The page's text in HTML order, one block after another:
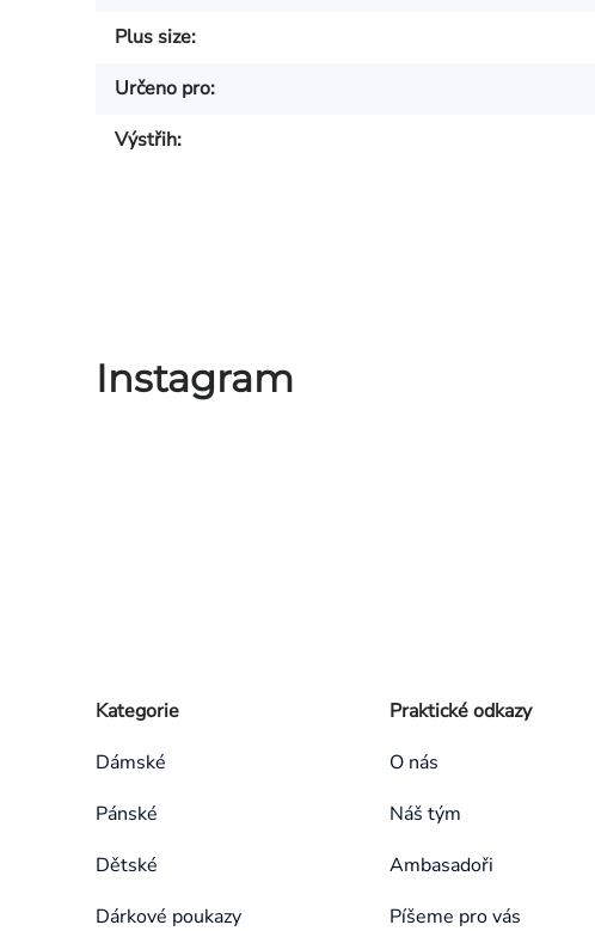
Plus size:
Určeno pro:
Výstřih:
Instagram
kategorie
Kategorie
Dámské
Pánské
Dětské
Dárkové poukazy
Praktické odkazy
O nás
Náš tým
Ambasadoři
Píšeme pro vás